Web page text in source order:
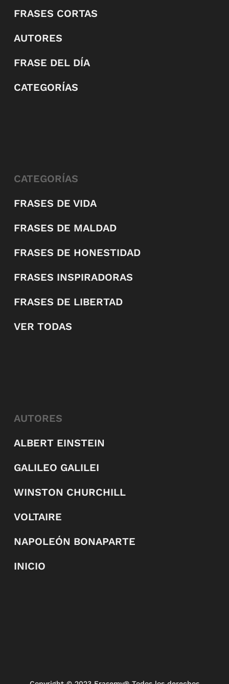
FRASES CORTAS
AUTORES
FRASE DEL DÍA
CATEGORÍAS
CATEGORÍAS
FRASES DE VIDA
FRASES DE MALDAD
FRASES DE HONESTIDAD
FRASES INSPIRADORAS
FRASES DE LIBERTAD
VER TODAS
AUTORES
ALBERT EINSTEIN
GALILEO GALILEI
WINSTON CHURCHILL
VOLTAIRE
NAPOLEÓN BONAPARTE
INICIO